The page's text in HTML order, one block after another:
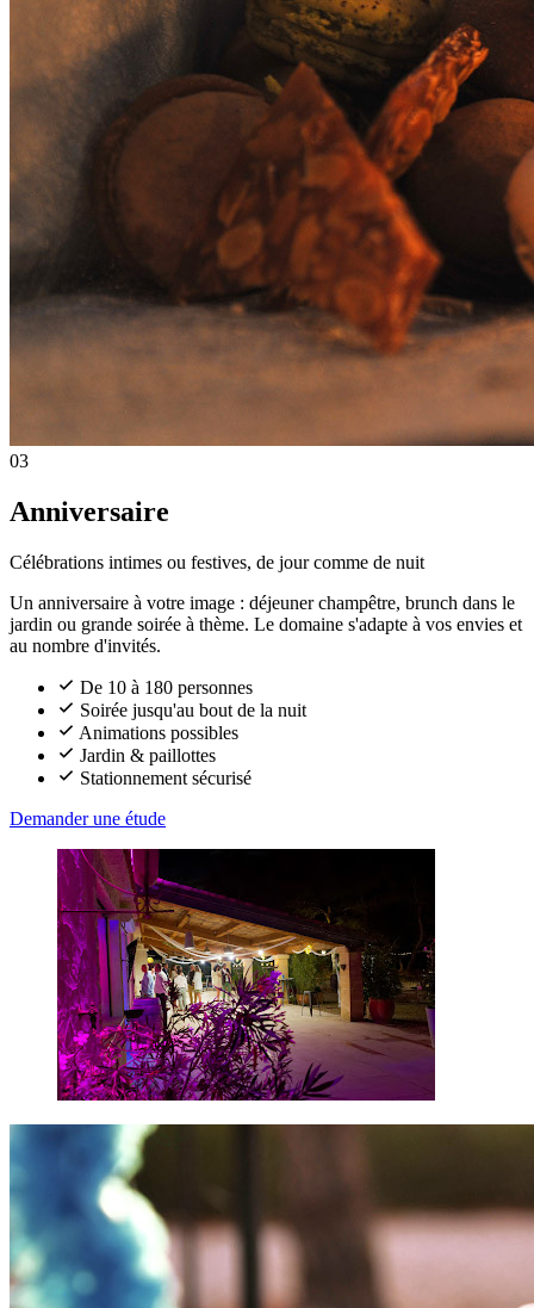
03
Anniversaire
Célébrations intimes ou festives, de jour comme de nuit
Un anniversaire à votre image : déjeuner champêtre, brunch dans le
jardin ou grande soirée à thème. Le domaine s'adapte à vos envies et
au nombre d'invités.
De 10 à 180 personnes
Soirée jusqu'au bout de la nuit
Animations possibles
Jardin & paillottes
Stationnement sécurisé
Demander une étude